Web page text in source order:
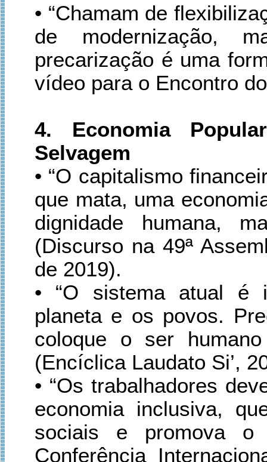
• “Chamam de
de modernização,
precarização é uma
vídeo para o Encontro
4. Economia
Selvagem
• “O capitalismo
que mata, uma
dignidade humana,
(Discurso na 49ª
de 2019).
• “O sistema atual é
planeta e os povos.
coloque o ser
(Encíclica Laudato Si’,
• “Os trabalhadores
economia inclusiva,
sociais e promova o
Conferência